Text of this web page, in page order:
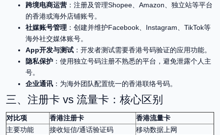
跨境电商运营 ：注册及管理Shopee、Amazon、独立站等平台
的香港或海外店铺账号。
社媒账号管理 ：创建并维护Facebook、Instagram、TikTok等
海外社交媒体账号。
App开发与测试 ：开发者测试需要香港号码验证的应用功能。
隐私保护 ：使用独立号码注册不熟悉的平台，避免泄露个人主
号。
企业通讯 ：为海外团队配置统一的香港联络号码。
三、注册卡 vs 流量卡：核心区别
对比项 香港注册卡
香港流量卡
主要功能
接收短信/通话验证码
移动数据上网